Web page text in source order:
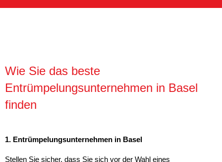
Wie Sie das beste
Entrümpelungsunternehmen in Basel
finden
1. Entrümpelungsunternehmen in Basel
Stellen Sie sicher, dass Sie sich vor der Wahl eines